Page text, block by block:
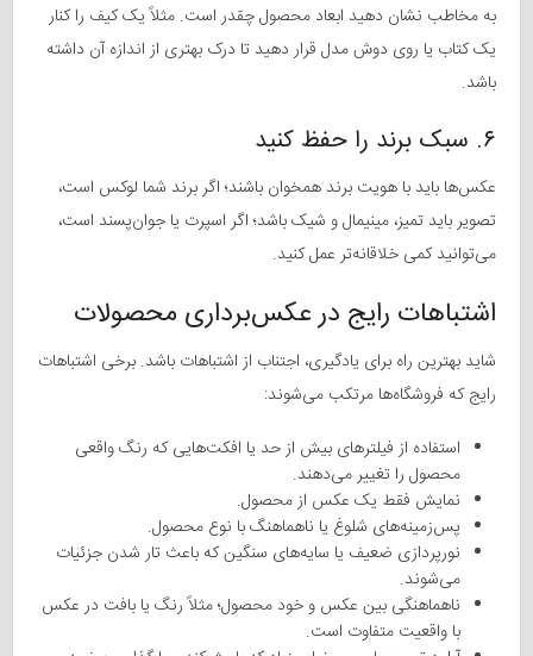
به مخاطب نشان دهید ابعاد محصول چقدر است. مثلاً یک کیف را کنار
یک کتاب یا روی دوش مدل قرار دهید تا درک بهتری از اندازه آن داشته
باشد.
۶. سبک برند را حفظ کنید
عکس‌ها باید با هویت برند همخوان باشند؛ اگر برند شما لوکس است،
تصویر باید تمیز، مینیمال و شیک باشد؛ اگر اسپرت یا جوان‌پسند است،
می‌توانید کمی خلاقانه‌تر عمل کنید.
اشتباهات رایج در عکس‌برداری محصولات
شاید بهترین راه برای یادگیری، اجتناب از اشتباهات باشد. برخی اشتباهات
رایج که فروشگاه‌ها مرتکب می‌شوند:
استفاده از فیلترهای بیش از حد یا افکت‌هایی که رنگ واقعی
محصول را تغییر می‌دهند.
نمایش فقط یک عکس از محصول.
پس‌زمینه‌های شلوغ یا ناهماهنگ با نوع محصول.
نورپردازی ضعیف یا سایه‌های سنگین که باعث تار شدن جزئیات
می‌شوند.
ناهماهنگی بین عکس و خود محصول؛ مثلاً رنگ یا بافت در عکس
با واقعیت متفاوت است.